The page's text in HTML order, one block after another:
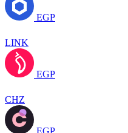
EGP
LINK
EGP
CHZ
EGP